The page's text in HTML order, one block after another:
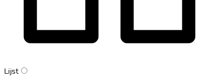
Lijst